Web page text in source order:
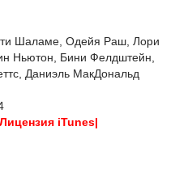
Шаламе, Одейя Раш, Лори
Ньютон, Бини Фелдштейн,
Даниэль МакДональд
iTunes|